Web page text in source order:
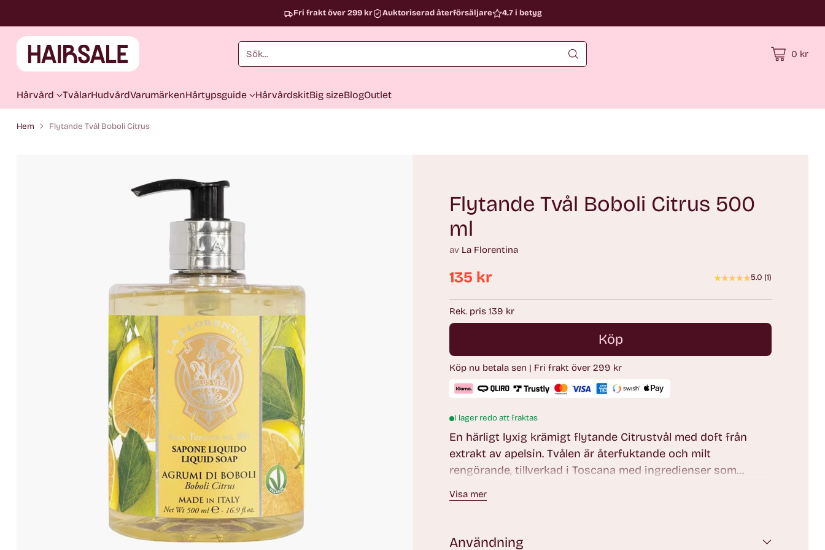
Sök... 0 kr
Hårvård TvålarHudvårdVarumärkenHårtypsguide HårvårdskitBig sizeBlogOutlet
Fri frakt över 299 kr Auktoriserad återförsäljare 4.7 i betyg
Hem Flytande Tvål Boboli Citrus
Flytande Tvål Boboli Citrus 500
ml
av La Florentina
Ordinarie
pris
135 kr 5.0 (1)
Rek. pris 139 kr
Köp
Köp nu betala sen | Fri frakt över 299 kr
I lager redo att fraktas
En härligt lyxig krämigt flytande Citrustvål med doft från
extrakt av apelsin. Tvålen är återfuktande och milt
rengörande, tillverkad i Toscana med ingredienser som
Visa mer
Användning